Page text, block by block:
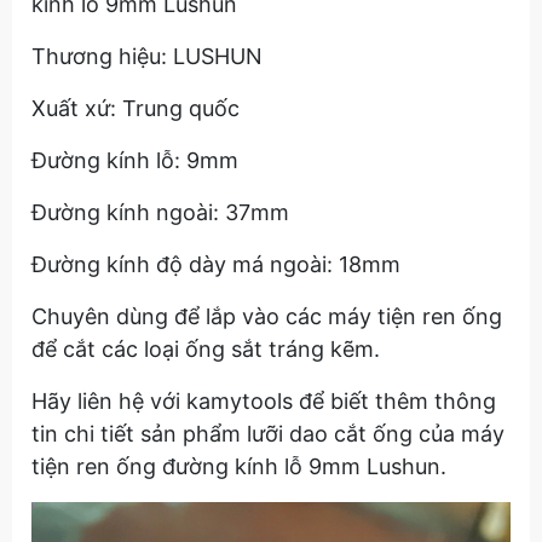
Thương hiệu: LUSHUN
Xuất xứ: Trung quốc
Đường kính lỗ: 9mm
Đường kính ngoài: 37mm
Đường kính độ dày má ngoài: 18mm
Chuyên dùng để lắp vào các máy tiện ren ống
để cắt các loại ống sắt tráng kẽm.
Hãy liên hệ với kamytools để biết thêm thông
tin chi tiết sản phẩm lưỡi dao cắt ống của máy
tiện ren ống đường kính lỗ 9mm Lushun.